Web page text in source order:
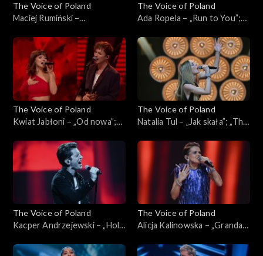
The Voice of Poland
Maciej Rumiński –
Poland”, Live, 9 listopada
2024
The Voice of Poland
Ada Ropela – „Run to You”;
listopada 2024
The Voice of Poland
Kwiat Jabłoni – „Od nowa”;
listopada 2024
The Voice of Poland
Natalia Tul – „Jak skała”; „The
listopada 2024
The Voice of Poland
Kacper Andrzejewski – „Hold
of Poland”, Live, 9 listopada
The Voice of Poland
Alicja Kalinowska – „Granda”;
listopada 2024